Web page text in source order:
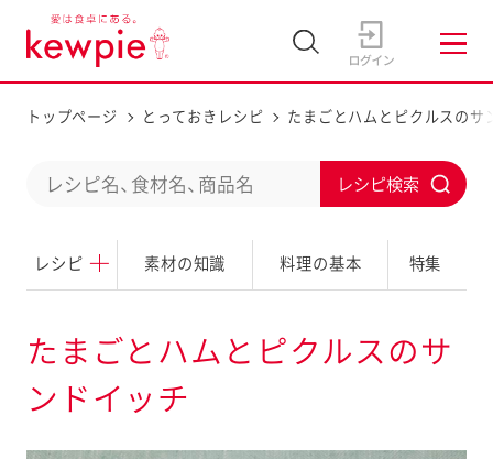
トップページ とっておきレシピ たまごとハムとピクルスのサ
レシピ 素材の知識 料理の基本 特集
d
c
t
b
t
たまごとハムとピクルスのサ
ンドイッチ